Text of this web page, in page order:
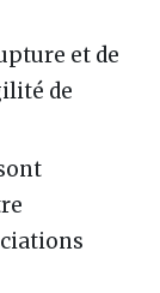
et de
de